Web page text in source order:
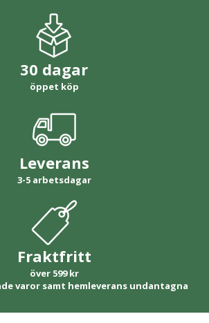
30 dagar
öppet köp
Leverans
3-5 arbetsdagar
Fraktfritt
över 599 kr
varor samt hemleverans undantagna